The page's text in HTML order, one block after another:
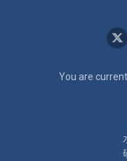
You are